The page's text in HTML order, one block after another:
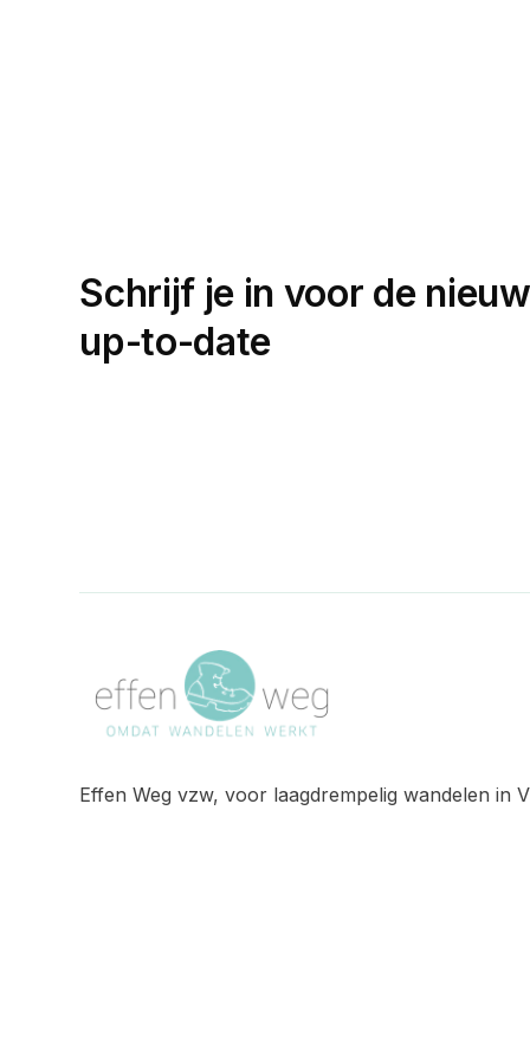
Schrijf je in voor de
up-to-date
Effen Weg vzw, voor laagdrempelig wandelen in